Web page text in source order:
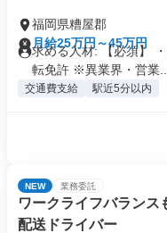
福岡県糟屋郡
月給25万円～45万円
求める人材: 【必須】
転免許 ※異業界・営業...
交通費支給 駅近5分以内
NEW 業務委託
ワークライフバランス
配送ドライバー